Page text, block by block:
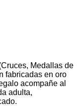
Medallas de
fabricadas en oro
acompañe al
adulta,